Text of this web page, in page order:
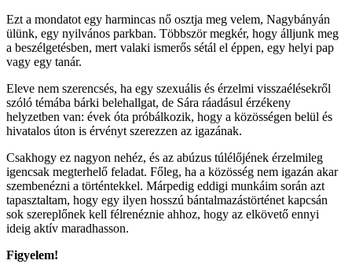
Ezt a mondatot egy harmincas nő osztja meg velem, Nagybányán
ülünk, egy nyilvános parkban. Többször megkér, hogy álljunk meg
a beszélgetésben, mert valaki ismerős sétál el éppen, egy helyi pap
vagy egy tanár.
Eleve nem szerencsés, ha egy szexuális és érzelmi visszaélésekről
szóló témába bárki belehallgat, de Sára ráadásul érzékeny
helyzetben van: évek óta próbálkozik, hogy a közösségen belül és
hivatalos úton is érvényt szerezzen az igazának.
Csakhogy ez nagyon nehéz, és az abúzus túlélőjének érzelmileg
igencsak megterhelő feladat. Főleg, ha a közösség nem igazán akar
szembenézni a történtekkel. Márpedig eddigi munkáim során azt
tapasztaltam, hogy egy ilyen hosszú bántalmazástörténet kapcsán
sok szereplőnek kell félrenéznie ahhoz, hogy az elkövető ennyi
ideig aktív maradhasson.
Figyelem!